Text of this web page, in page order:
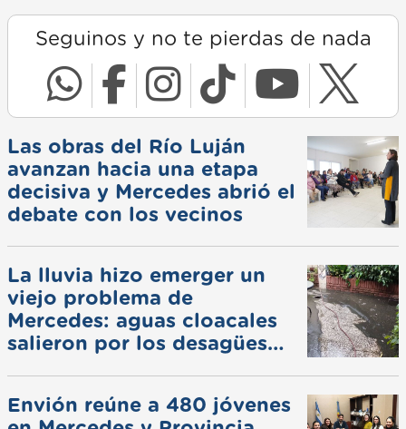
Seguinos y no te pierdas de nada
Las obras del Río Luján
avanzan hacia una etapa
decisiva y Mercedes abrió el
debate con los vecinos
La lluvia hizo emerger un
viejo problema de
Mercedes: aguas cloacales
salieron por los desagües
Envión reúne a 480 jóvenes